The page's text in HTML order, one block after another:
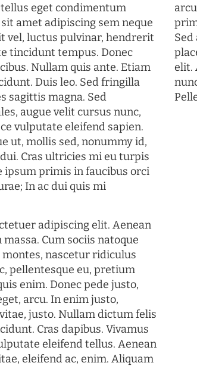
eget condimentum
amet adipiscing sem neque
vel, luctus pulvinar, hendrerit
tincidunt tempus. Donec
Nullam quis ante. Etiam
Duis leo. Sed fringilla
sagittis magna. Sed
augue velit cursus nunc,
vulputate eleifend sapien.
ut, mollis sed, nonummy id,
Cras ultricies mi eu turpis
primis in faucibus orci
In ac dui quis mi
adipiscing elit. Aenean
Cum sociis natoque
nascetur ridiculus
pellentesque eu, pretium
enim. Donec pede justo,
arcu. In enim justo,
justo. Nullam dictum felis
Cras dapibus. Vivamus
eleifend tellus. Aenean
eleifend ac, enim. Aliquam
elit.